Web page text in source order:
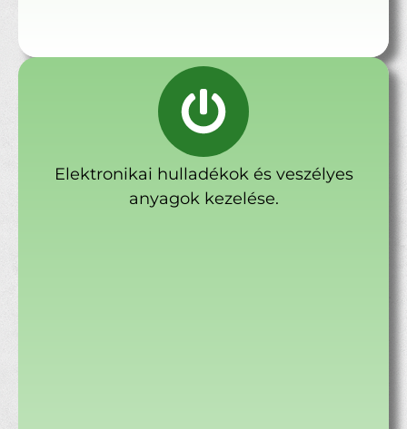
Elektronikai hulladékok és veszélyes
anyagok kezelése.